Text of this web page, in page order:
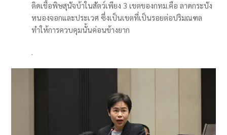
ติดเชื้อพิษสุนัจบ้าในสัตว์เพียง 3 เขตของกทม.คือ ลาดกระบัง
หนองจอกและประเวศ ซึ่งเป็นเขตที่เป็นรอยต่อปริมณฑล
ทำให้การควบคุมนั้นค่อนข้างยาก
.